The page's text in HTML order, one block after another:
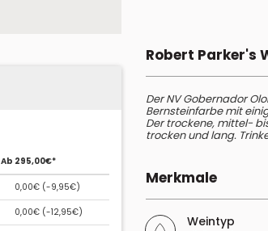
Ab 295,00€*
0,00€ (-9,95€)
0,00€ (-12,95€)
Robert Parker's
Der NV Gobernador
Bernsteinfarbe mit
Der trockene, mittel-
trocken und lang.
Merkmale
Weintyp